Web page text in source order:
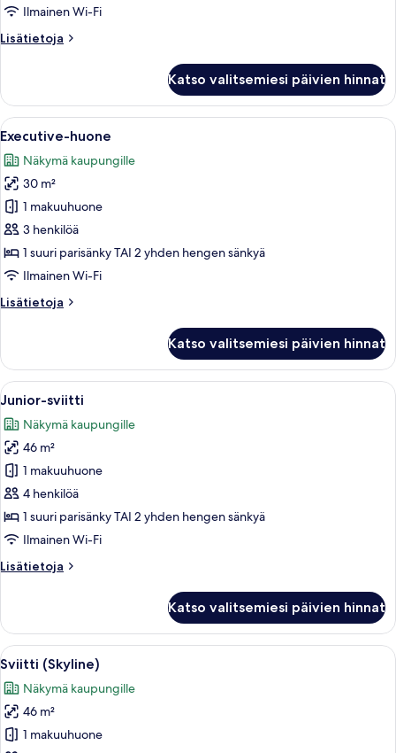
Ilmainen Wi-Fi
Lisätietoja
Lisätietoja
(Skyline)
Katso valitsemiesi päivien hinnat
Avaa
kaikki
huonetyypin
Executive-
huone
kuvat
Hotellihuone, jossa on suuri sänky,
7
Executive-huone
Näkymä kaupungille
30 m²
1 makuuhuone
3 henkilöä
1 suuri parisänky TAI 2 yhden hengen sänkyä
Ilmainen Wi-Fi
Lisätietoja
Lisätietoja
Katso valitsemiesi päivien hinnat
Avaa
kaikki
huonetyypin
Junior-
sviitti
kuvat
Moderni hotellihuone, jossa on
8
Junior-sviitti
Näkymä kaupungille
46 m²
1 makuuhuone
4 henkilöä
1 suuri parisänky TAI 2 yhden hengen sänkyä
Ilmainen Wi-Fi
Lisätietoja
Lisätietoja
Katso valitsemiesi päivien hinnat
Avaa
kaikki
huonetyypin
Sviitti
(Skyline)
Hotellihuone, jossa on sänky,
7
Sviitti (Skyline)
Näkymä kaupungille
46 m²
1 makuuhuone